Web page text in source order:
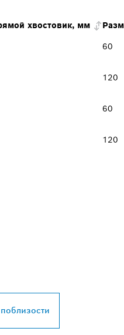
хвостовик, мм
60
120
60
120